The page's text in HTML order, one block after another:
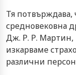
Тя
средновековна
Дж. Р. Р. Мартин,
изкарваме
различни